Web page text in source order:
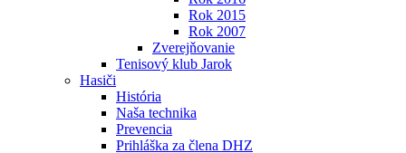
Rok 2015
Rok 2007
Zverejňovanie
Tenisový klub Jarok
Hasiči
História
Naša technika
Prevencia
Prihláška za člena DHZ